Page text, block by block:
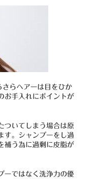
らヘアーは目をひか
お手入れにポイントが
ついてしまう場合は原
す。シャンプーをし過
補う為に過剰に皮脂が
ーではなく洗浄力の優